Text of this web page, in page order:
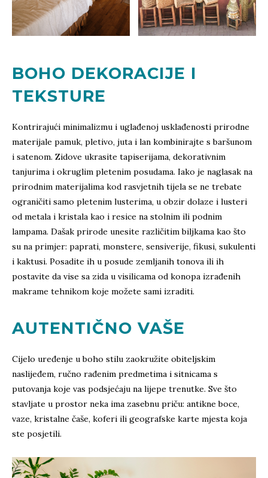
BOHO DEKORACIJE I
TEKSTURE
Kontrirajući minimalizmu i uglađenoj usklađenosti prirodne
materijale pamuk, pletivo, juta i lan kombinirajte s baršunom
i satenom. Zidove ukrasite tapiserijama, dekorativnim
tanjurima i okruglim pletenim posudama. Iako je naglasak na
prirodnim materijalima kod rasvjetnih tijela se ne trebate
ograničiti samo pletenim lusterima, u obzir dolaze i lusteri
od metala i kristala kao i resice na stolnim ili podnim
lampama. Dašak prirode unesite različitim biljkama kao što
su na primjer: paprati, monstere, sensiverije, fikusi, sukulenti
i kaktusi. Posadite ih u posude zemljanih tonova ili ih
postavite da vise sa zida u visilicama od konopa izrađenih
makrame tehnikom koje možete sami izraditi.
AUTENTIČNO VAŠE
Cijelo uređenje u boho stilu zaokružite obiteljskim
naslijeđem, ručno rađenim predmetima i sitnicama s
putovanja koje vas podsjećaju na lijepe trenutke. Sve što
stavljate u prostor neka ima zasebnu priču: antikne boce,
vaze, kristalne čaše, koferi ili geografske karte mjesta koja
ste posjetili.